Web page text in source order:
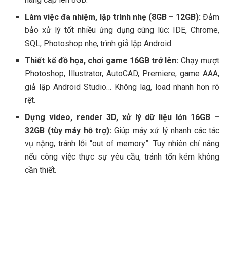
Làm việc đa nhiệm, lập trình nhẹ (8GB – 12GB):Đảm
bảo xử lý tốt nhiều ứng dụng cùng lúc: IDE, Chrome,
SQL, Photoshop nhẹ, trình giả lập Android.
Thiết kế đồ họa, chơi game 16GB trở lên: Chạy mượt
Photoshop, Illustrator, AutoCAD, Premiere, game AAA,
giả lập Android Studio… Không lag, load nhanh hơn rõ
rệt.
Dựng video, render 3D, xử lý dữ liệu lớn 16GB –
32GB (tùy máy hỗ trợ): Giúp máy xử lý nhanh các tác
vụ nặng, tránh lỗi “out of memory”. Tuy nhiên chỉ nâng
nếu công việc thực sự yêu cầu, tránh tốn kém không
cần thiết.